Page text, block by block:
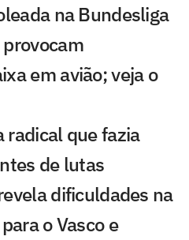
na Bundesliga
provocam
em avião; veja o
radical que fazia
de lutas
dificuldades na
o Vasco e